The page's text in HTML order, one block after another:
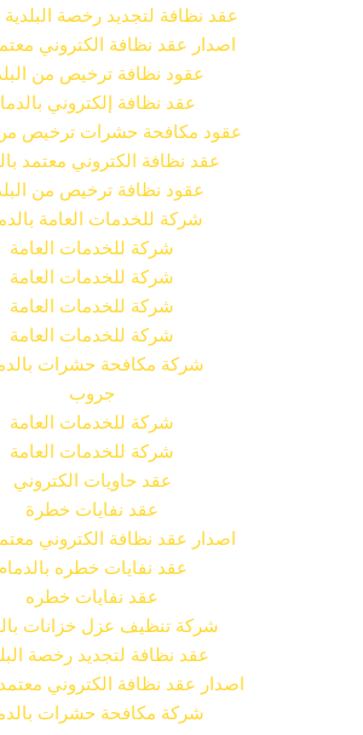
عقد نظافة لتجديد رخصة البلدية
اصدار عقد نظافة الكتروني
عقود نظافة ترخيص من
عقد نظافة إلكتروني
عقود مكافحة حشرات ترخيص من
عقد نظافة الكتروني معتمد
عقود نظافة ترخيص من
شركة للخدمات العامة
شركة للخدمات العامة
شركة للخدمات العامة
شركة للخدمات العامة
شركة للخدمات العامة
شركة مكافحة حشرات
جروب
شركة للخدمات العامة
شركة للخدمات العامة
عقد حاويات الكتروني
عقد نفايات خطرة
اصدار عقد نظافة الكتروني
عقد نفايات خطره
عقد نفايات خطره
شركة تنظيف عزل خزانات
عقد نظافة لتجديد رخصة
اصدار عقد نظافة الكتروني
شركة مكافحة حشرات